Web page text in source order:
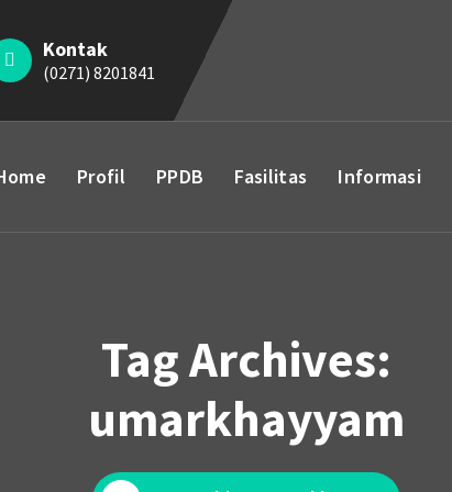
Kontak
(0271) 8201841
Profil PPDB Fasilitas Informasi
Tag Archives:
umarkhayyam